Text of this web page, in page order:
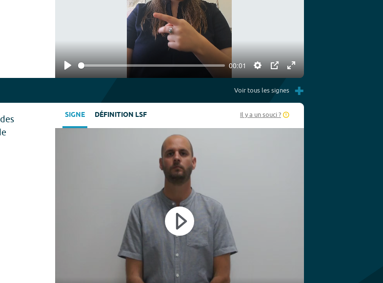
Play
00:01
Settings
PIP Enter
fullscreen
Voir tous les signes +
SIGNE DÉFINITION LSF Il y a un souci ?
Play